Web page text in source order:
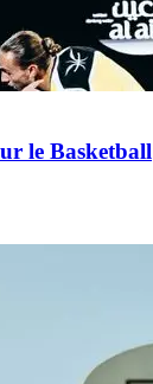
le Basketball